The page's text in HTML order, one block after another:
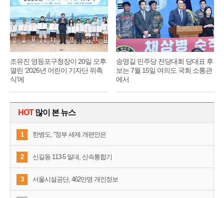
조유진 영등포구청장이 20일 오후
열린 ‘2026년 어린이 기자단 위촉
식’에
송영길 민주당 전당대회 당대표 후
보는 7월 15일 여의도 국회 소통관
에서
HOT많이 본 뉴스
1 한병도, “정부 세제 개편안은
2 신길동 113-5 일대, 신속통합기
3 서울시설공단, 462만명 개인정보